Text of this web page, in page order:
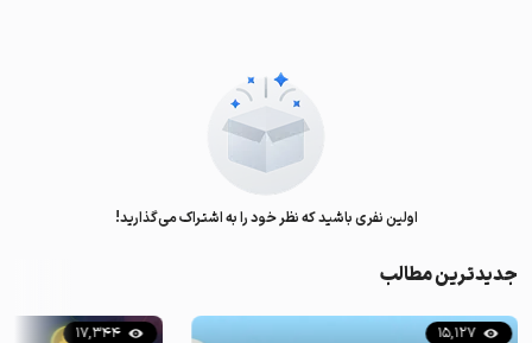
اولین نفری باشید که نظر خود را به اشتراک می‌گذارید!
جدیدترین مطالب